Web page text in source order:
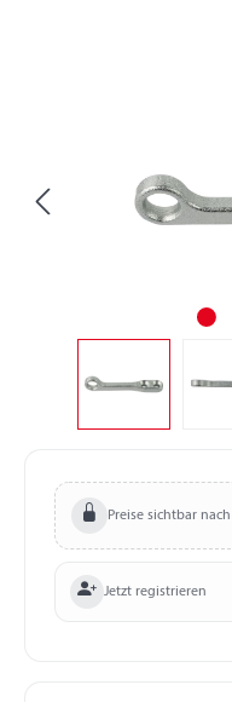
Preise sichtbar
Jetzt registrieren